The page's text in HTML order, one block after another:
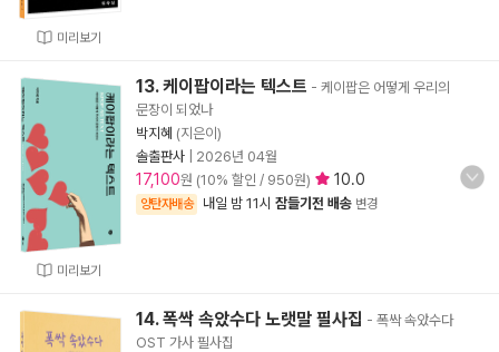
미리보기
미리보기
13. 케이팝이라는 텍스트 - 케이팝은 어떻게 우리의
문장이 되었나
박지혜 (지은이)
솔출판사
2026년 04월
17,100원 (10% 할인 / 950원) 10.0
양탄자배송 내일 밤 11시 잠들기전 배송 변경
14. 폭싹 속았수다 노랫말 필사집 - 폭싹 속았수다
OST 가사 필사집